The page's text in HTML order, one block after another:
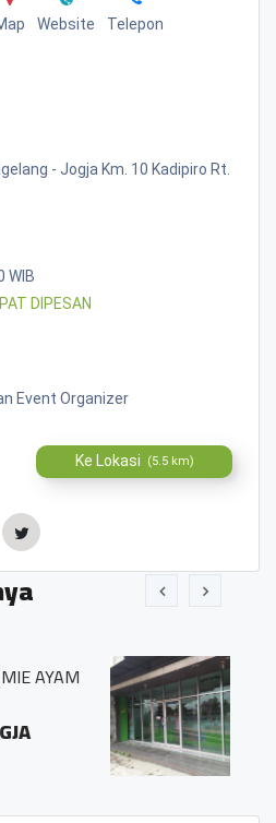
Website Telepon
- Jogja Km. 10 Kadipiro Rt.
WIB
DIPESAN
Event Organizer
Ke Lokasi (5.5 km)
APOTEK RAHARDJO
Jl. Jogja Magelang
0.02 KM